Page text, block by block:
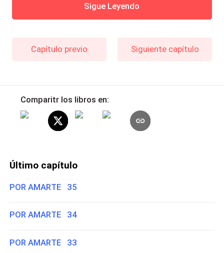
Sigue Leyendo
Capítulo previo Siguiente capítulo
Comparitr los libros en:
Último capítulo
POR AMARTE 35
POR AMARTE 34
POR AMARTE 33